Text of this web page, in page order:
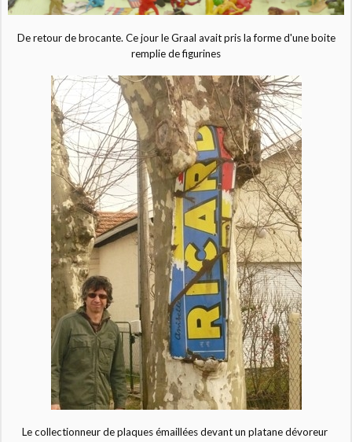
De retour de brocante. Ce jour le Graal avait pris la forme d'une boite
remplie de figurines
Le collectionneur de plaques émaillées devant un platane dévoreur